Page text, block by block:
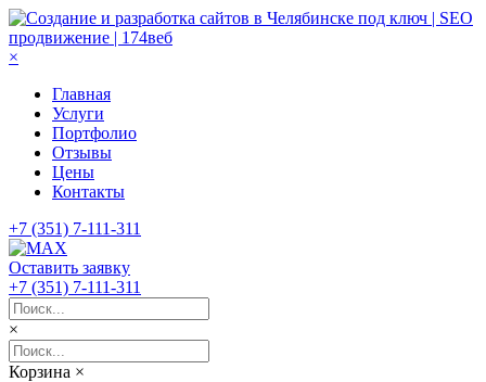
×
Главная
Услуги
Портфолио
Отзывы
Цены
Контакты
+7 (351) 7-111-311
Оставить заявку
+7 (351) 7-111-311
×
Корзина ×